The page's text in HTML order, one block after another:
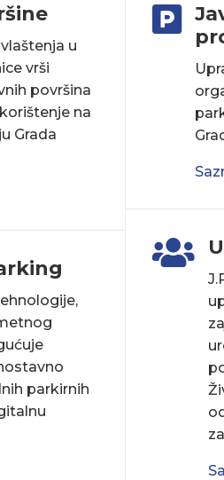
u
vrši
površina
na
Grada
parkirnih

